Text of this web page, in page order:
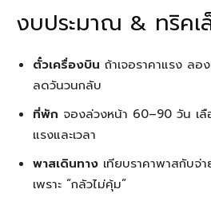
งบประมาณ & ทริคเ
ตั๋วเครื่องบิน ถ้าเจอราคาแรง ลอ
ลดวันวนกลับ
ที่พัก จองล่วงหน้า 60–90 วัน เ
แรงและเวลา
พาสเดินทาง เทียบราคาพาสกับจ่
เพราะ “กลัวไม่คุ้ม”